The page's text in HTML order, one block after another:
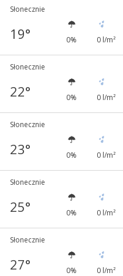
Słonecznie
19° 0% 0 l/m²
Słonecznie
22° 0% 0 l/m²
Słonecznie
23° 0% 0 l/m²
Słonecznie
25° 0% 0 l/m²
Słonecznie
27° 0% 0 l/m²